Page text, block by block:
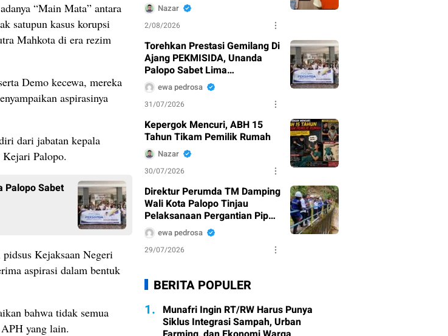
“Main Mata” antara
satupun kasus korupsi
Mahkota di era rezim
Demo kecewa, mereka
aspirasinya
dari jabatan kepala
Kejari Palopo.
Palopo Sabet
Kejaksaan Negeri
aspirasi dalam bentuk
bahwa tidak semua
yang lain.
Nazar
2/08/2026
Torehkan Prestasi Gemilang Di
Ajang PEKMISIDA, Unanda
Palopo Sabet Lima
Penghargaan
ewa pedrosa
31/07/2026
Kepergok Mencuri, ABH 15
Tahun Tikam Pemilik Rumah
Nazar
30/07/2026
Direktur Perumda TM Damping
Wali Kota Palopo Tinjau
Pelaksanaan Pergantian Pipa
Air Baku di Battang
ewa pedrosa
29/07/2026
BERITA POPULER
1. Munafri Ingin RT/RW Harus Punya
Siklus Integrasi Sampah, Urban